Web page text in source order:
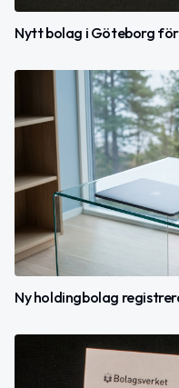
Nytt bolag i Göteborg
Ny holdingbolag